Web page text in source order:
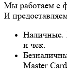
Мы работаем с
И
Наличные.
и чек.
Master